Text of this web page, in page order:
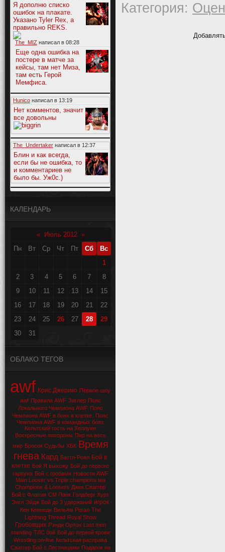
Я дополню списко
ошибок на плакате.
Указано Tyler Rex, а
правильно REKS.
The_MIZ написал в 08:28
Еще одна ошибка на
постере в матче за
кейсы, там нет Миза,
там есть Герой
Мемфиса.
Hunico написал в 13:19
Нет комментов, значит
все довольны
The_Undertaker написал в 12:37
Блин и как всегда,
если бы не ошибка, то
и комментариев не
было бы. Уж0с.)
КАЛЕНДАРЬ
« Июль 2012 »
Пн
Вт Ср Чт Пт Сб
Вс
1
2
3 4 5 6 7
8
9
10 11 12 13 14
15
16
17 18 19 20 21
22
23
24 25 26 27 28
29
30
31
ОБЛАКО ТЕГОВ
awf Крис Джерико Первое шоу
awf Правила AWF Зиглер Пояс
Локального Чемпиона AWF Пояс
Чемпиона AWF в боях в клетке.
Пояс
Чемпиона AWF в командных боях
Кельтский гость на Хеллуин
Воскресные похороны Пир на весь
мир Бросок Судьбы ХБК Время
гнева Кард Баттл-Роял Бой в
клетке Бой Я выхожу Бой до первого
гарпуна Бой с гробами Новости AWF
Main Looser vs Triple champions tea
Champions & Loosers Джек Сваггер
Бой с Флагом СМ Панк Голдберг Курт
Энгл Эйдж Бой до 3 удержаний игрок
Кен Кеннеди Вильям Регал The
Lightning Thread Royal Show
Гробовщик Рэнди Ортон Last men
standing ТЛС бой Бой до первой крови
Wrestling on-line Кельтская расправа
Сваггер Бой с Лестницами Подарок на
Категория: